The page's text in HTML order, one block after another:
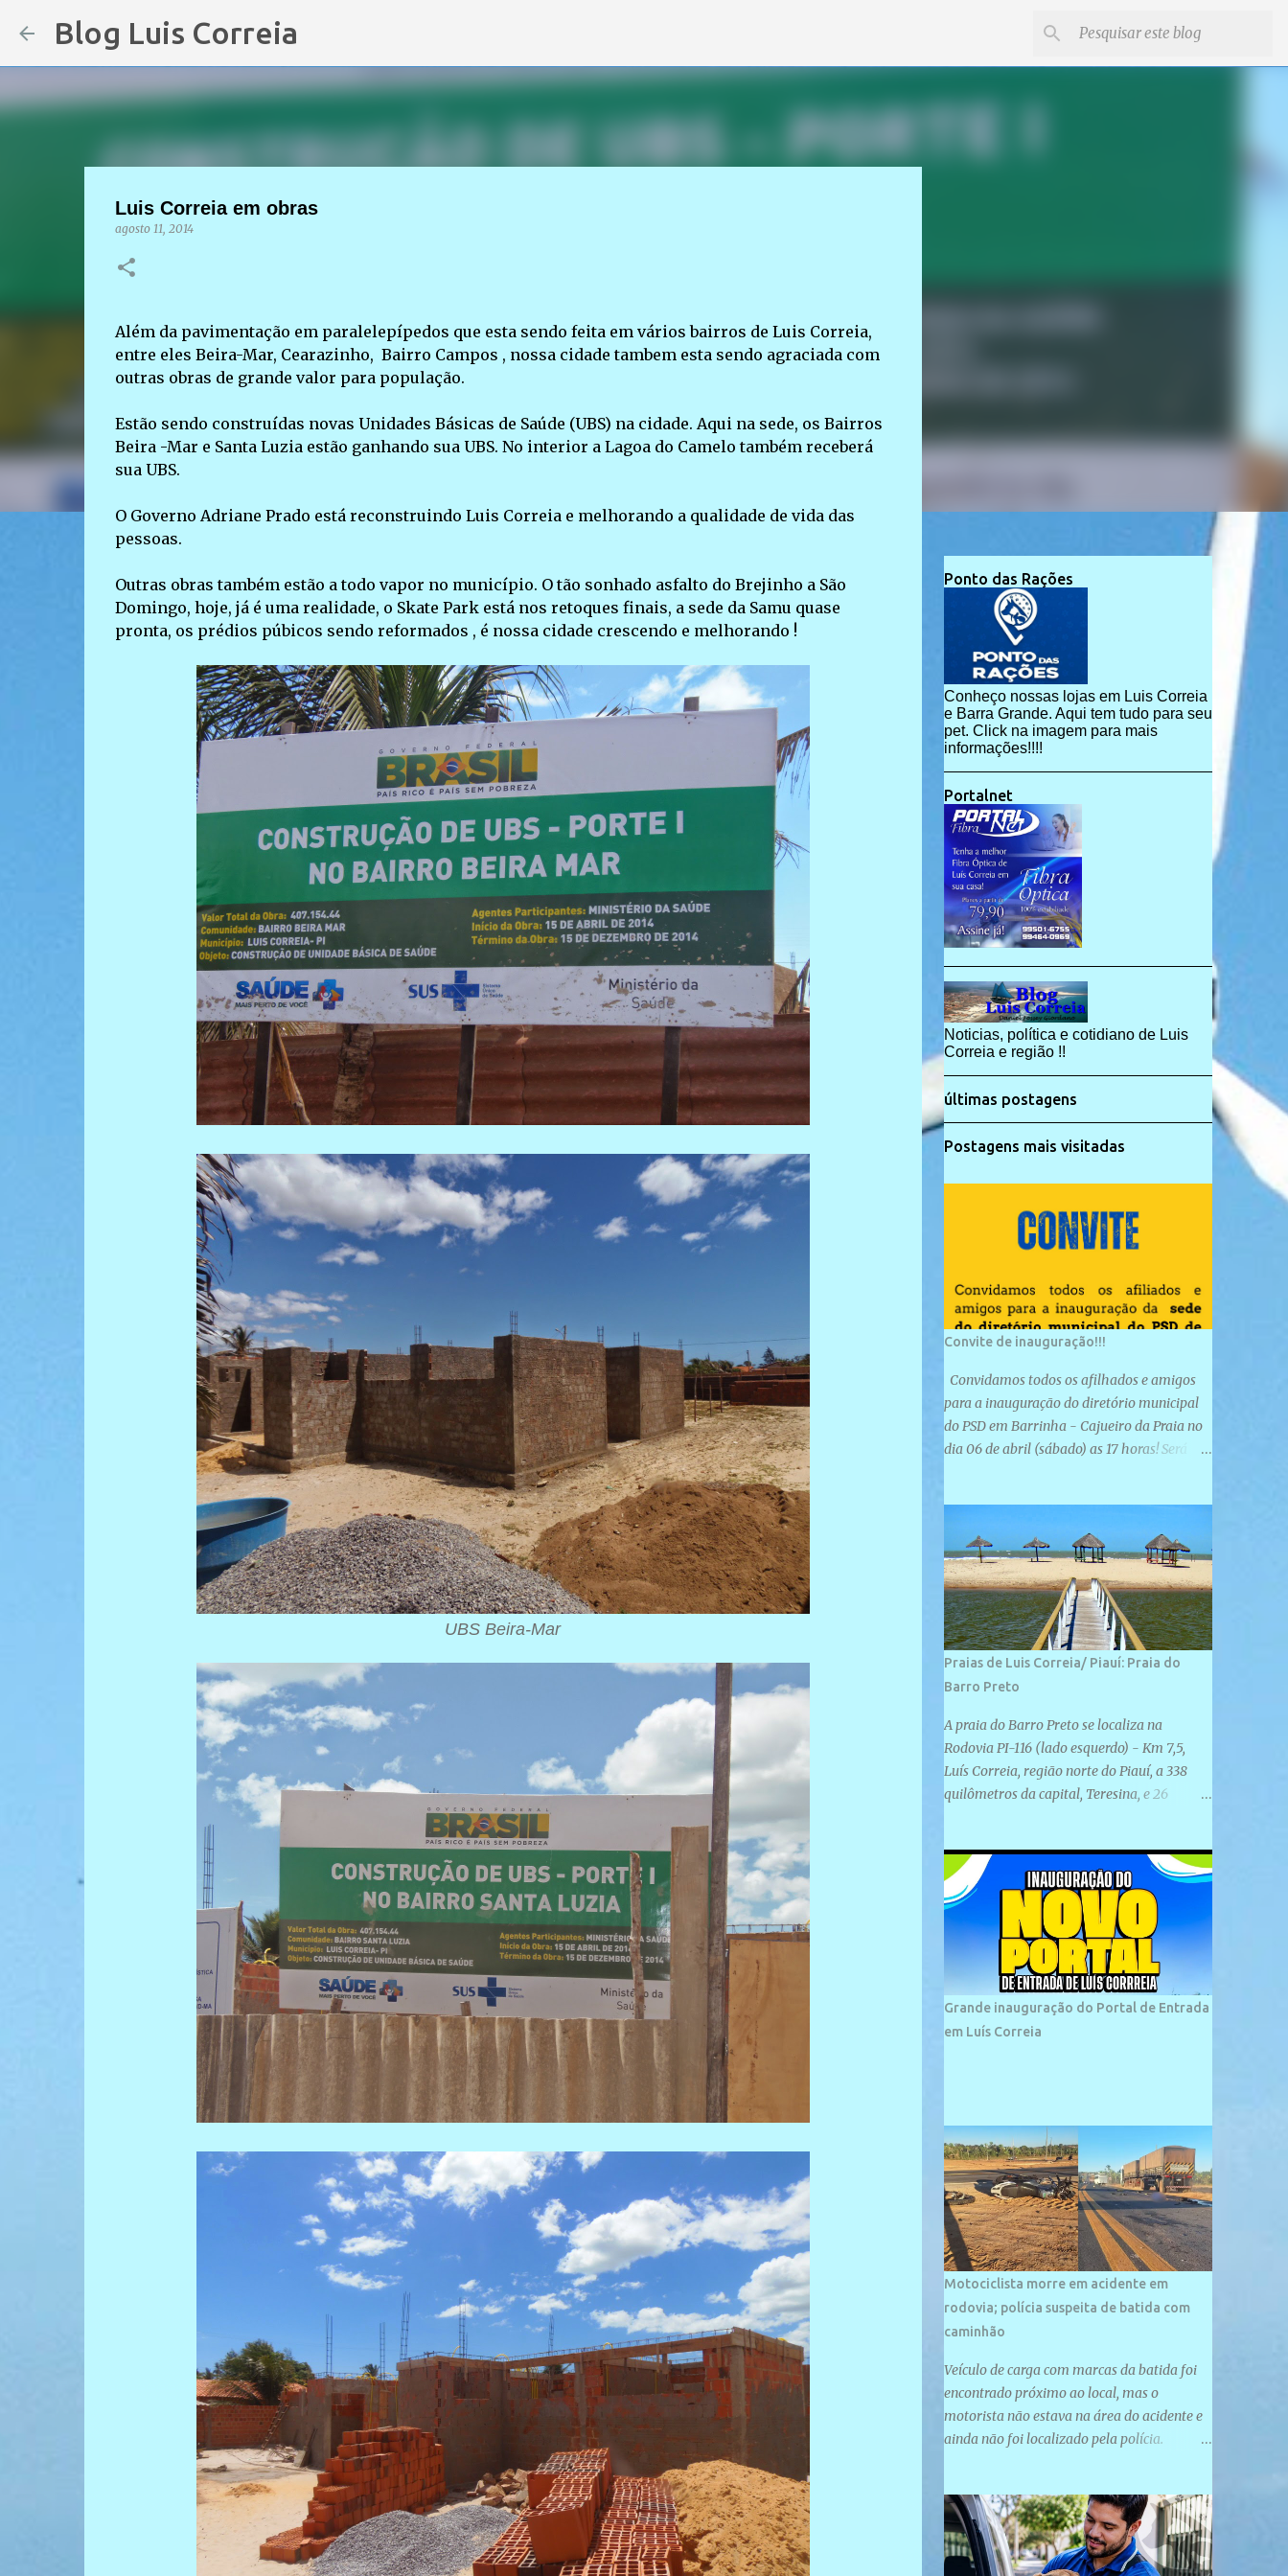
Blog Luis Correia
Luis Correia em obras
agosto 11, 2014
Além da pavimentação em paralelepípedos que esta sendo feita em vários bairros de Luis Correia,
entre eles Beira-Mar, Cearazinho, Bairro Campos , nossa cidade tambem esta sendo agraciada com
outras obras de grande valor para população.
Estão sendo construídas novas Unidades Básicas de Saúde (UBS) na cidade. Aqui na sede, os Bairros
Beira -Mar e Santa Luzia estão ganhando sua UBS. No interior a Lagoa do Camelo também receberá
sua UBS.
O Governo Adriane Prado está reconstruindo Luis Correia e melhorando a qualidade de vida das
pessoas.
Outras obras também estão a todo vapor no município. O tão sonhado asfalto do Brejinho a São
Domingo, hoje, já é uma realidade, o Skate Park está nos retoques finais, a sede da Samu quase
pronta, os prédios púbicos sendo reformados , é nossa cidade crescendo e melhorando !
UBS Beira-Mar
Ponto das Rações
Conheço nossas lojas em Luis Correia
e Barra Grande. Aqui tem tudo para seu
pet. Click na imagem para mais
informações!!!!
Portalnet
Noticias, política e cotidiano de Luis
Correia e região !!
últimas postagens
Postagens mais visitadas
Convite de inauguração!!!
Convidamos todos os afilhados e amigos
para a inauguração do diretório municipal
do PSD em Barrinha - Cajueiro da Praia no
dia 06 de abril (sábado) as 17 horas! Será
localizada na Rua São José, 98 Barrinha -
Cajueiro da Praia.
Praias de Luis Correia/ Piauí: Praia do
Barro Preto
A praia do Barro Preto se localiza na
Rodovia PI-116 (lado esquerdo) - Km 7,5,
Luís Correia, região norte do Piauí, a 338
quilômetros da capital, Teresina, e 26
plana e retilínea na maior parte de sua
extensão, chegando a mais ou menos a 1,5
km de paisagens exuberantes. Possui ondas
suaves devido ao extensivo molhe de pedras
que não chegam a 2 metros de altura, não
apresentando dunas em seu espaço
geográfico. Não se sabe ao certo porque a
praia leva esse nome, e muitas das suas
vizinhos. O bairro onde se localiza a praia é
palco de amplos investimentos e projetos
grandiosos como hotéis, pousadas e
residências de veraneio de grande porte. O
maior empreendimento fixado nessa área é
o SESC Praia, inaugurado em 12 de julho de
1996. Com arquitetura moderna,...
Grande inauguração do Portal de Entrada
em Luís Correia
Motociclista morre em acidente em
rodovia; polícia suspeita de batida com
caminhão
Veículo de carga com marcas da batida foi
encontrado próximo ao local, mas o
motorista não estava na área do acidente e
ainda não foi localizado pela polícia.
Divulgação/PMPI João Pedro de Sousa
Santos morreu na manhã desta sexta-feira
(31) em um acidente na PI-247, na zona